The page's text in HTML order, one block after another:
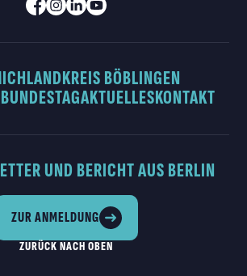
LANDKREIS BÖBLINGEN
AKTUELLESKONTAKT
UND BERICHT AUS BERLIN
ZUR ANMELDUNG
ZURÜCK NACH OBEN